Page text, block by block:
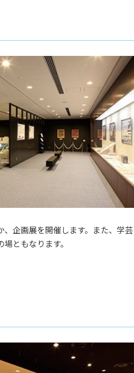
、企画展を開催します。また、学芸
ともなります。